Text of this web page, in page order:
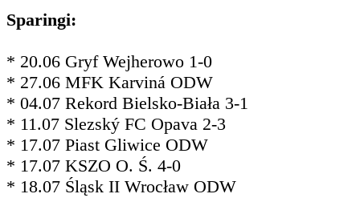
Sparingi:
* 20.06 Gryf Wejherowo 1-0
* 27.06 MFK Karviná ODW
* 04.07 Rekord Bielsko-Biała 3-1
* 11.07 Slezský FC Opava 2-3
* 17.07 Piast Gliwice ODW
* 17.07 KSZO O. Ś. 4-0
* 18.07 Śląsk II Wrocław ODW